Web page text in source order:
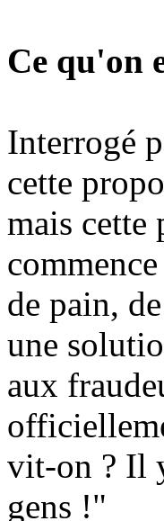
Ce qu'on
Interrogé
cette
mais cette
de pain,
une
aux
vit-on ? Il
gens !"